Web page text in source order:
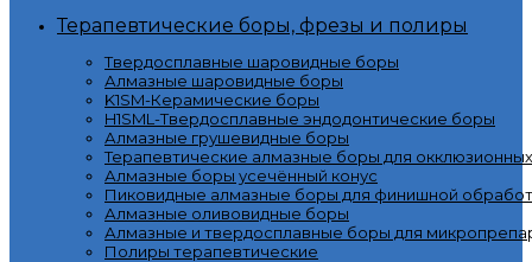
Терапевтические боры, фрезы и полиры
Твердосплавные шаровидные боры
Алмазные шаровидные боры
K1SM-Керамические боры
H1SML-Твердосплавные эндодонтические боры
Алмазные грушевидные боры
Терапевтические алмазные боры для
Алмазные боры усечённый конус
Пиковидные алмазные боры для финишной
Алмазные оливовидные боры
Алмазные и твердосплавные боры для
Полиры терапевтические